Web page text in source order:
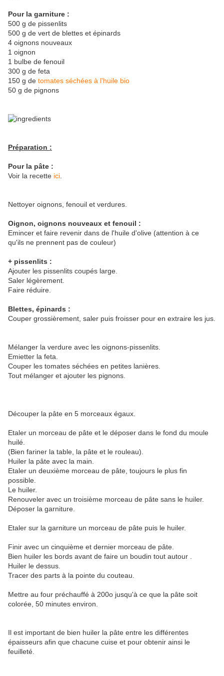
Pour la garniture :
500 g de pissenlits
500 g de vert de blettes et épinards
4 oignons nouveaux
1 oignon
1 bulbe de fenouil
300 g de feta
150 g de tomates séchées à l'huile bio
50 g de pignons
Préparation :
Pour la pâte :
Voir la recette ici
Nettoyer oignons, fenouil et verdures.
Oignon, oignons nouveaux et fenouil :
Emincer et faire revenir dans de l'huile d'olive (attention à ce
qu'ils ne prennent pas de couleur)
+ pissenlits :
Ajouter les pissenlits coupés large.
Saler légèrement.
Faire réduire.
Blettes, épinards :
Couper grossièrement, saler puis froisser pour en extraire les jus.
Mélanger la verdure avec les oignons-pissenlits.
Emietter la feta.
Couper les tomates séchées en petites lanières.
Tout mélanger et ajouter les pignons.
Découper la pâte en 5 morceaux égaux.
Etaler un morceau de pâte et le déposer dans le fond du moule
huilé.
(Bien fariner la table, la pâte et le rouleau).
Huiler la pâte avec la main.
Etaler un deuxième morceau de pâte, toujours le plus fin
possible.
Le huiler.
Renouveler avec un troisième morceau de pâte sans le huiler.
Déposer la garniture.
Etaler sur la garniture un morceau de pâte puis le huiler.
Finir avec un cinquième et dernier morceau de pâte.
Bien huiler les bords avant de faire un boudin tout autour .
Huiler le dessus.
Tracer des parts à la pointe du couteau.
Mettre au four préchauffé à 200o jusqu'à ce que la pâte soit
colorée, 50 minutes environ.
Il est important de bien huiler la pâte entre les différentes
épaisseurs afin que chacune cuise et pour obtenir ainsi le
feuilleté.